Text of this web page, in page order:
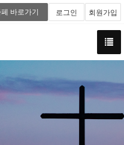
바로가기 로그인 회원가입